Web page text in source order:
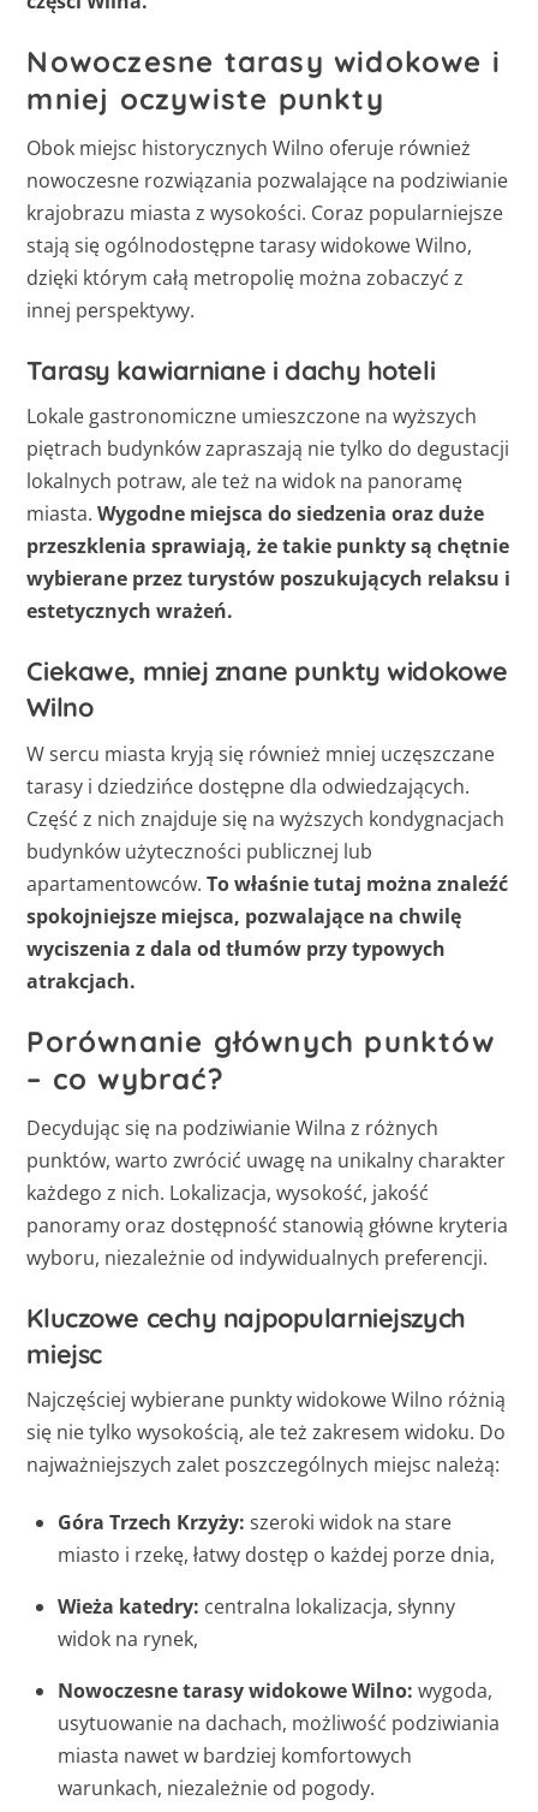
Nowoczesne tarasy widokowe i
mniej oczywiste punkty
Obok miejsc historycznych Wilno oferuje również
nowoczesne rozwiązania pozwalające na podziwianie
krajobrazu miasta z wysokości. Coraz popularniejsze
stają się ogólnodostępne tarasy widokowe Wilno,
dzięki którym całą metropolię można zobaczyć z
innej perspektywy.
Tarasy kawiarniane i dachy hoteli
Lokale gastronomiczne umieszczone na wyższych
piętrach budynków zapraszają nie tylko do degustacji
lokalnych potraw, ale też na widok na panoramę
miasta.Wygodne miejsca do siedzenia oraz duże
przeszklenia sprawiają, że takie punkty są chętnie
wybierane przez turystów poszukujących relaksu i
estetycznych wrażeń.
Ciekawe, mniej znane punkty widokowe
Wilno
W sercu miasta kryją się również mniej uczęszczane
tarasy i dziedzińce dostępne dla odwiedzających.
Część z nich znajduje się na wyższych kondygnacjach
budynków użyteczności publicznej lub
apartamentowców.To właśnie tutaj można znaleźć
spokojniejsze miejsca, pozwalające na chwilę
wyciszenia z dala od tłumów przy typowych
atrakcjach.
Porównanie głównych punktów
– co wybrać?
Decydując się na podziwianie Wilna z różnych
punktów, warto zwrócić uwagę na unikalny charakter
każdego z nich. Lokalizacja, wysokość, jakość
panoramy oraz dostępność stanowią główne kryteria
wyboru, niezależnie od indywidualnych preferencji.
Kluczowe cechy najpopularniejszych
miejsc
Najczęściej wybierane punkty widokowe Wilno różnią
się nie tylko wysokością, ale też zakresem widoku. Do
najważniejszych zalet poszczególnych miejsc należą:
Góra Trzech Krzyży: szeroki widok na stare
miasto i rzekę, łatwy dostęp o każdej porze dnia,
Wieża katedry: centralna lokalizacja, słynny
widok na rynek,
Nowoczesne tarasy widokowe Wilno: wygoda,
usytuowanie na dachach, możliwość podziwiania
miasta nawet w bardziej komfortowych
warunkach, niezależnie od pogody.